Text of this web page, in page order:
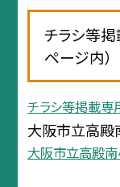
チラシ等
ページ内）
チラシ等掲載専
大阪市立高殿
大阪市立高殿